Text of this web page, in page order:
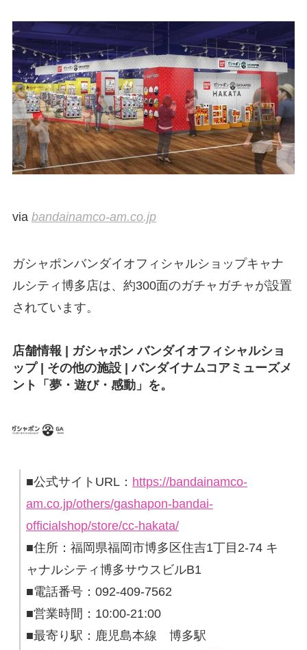
via bandainamco-am.co.jp
ガシャポンバンダイオフィシャルショップキャナ
ルシティ博多店は、約300面のガチャガチャが設置
されています。
店舗情報 | ガシャポン バンダイオフィシャルショ
ップ | その他の施設 | バンダイナムコアミューズメ
ント「夢・遊び・感動」を。
■公式サイトURL： https://bandainamco-
am.co.jp/others/gashapon-bandai-
officialshop/store/cc-hakata/
■住所：福岡県福岡市博多区住吉1丁目2-74 キ
ャナルシティ博多サウスビルB1
■電話番号：092-409-7562
■営業時間：10:00-21:00
■最寄り駅：鹿児島本線 博多駅